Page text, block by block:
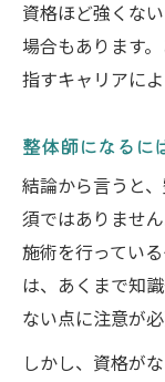
資格ほど強くな
場合もあります
指すキャリアに
整体師になるに
結論から言うと
須ではありませ
施術を行ってい
は、あくまで知
ない点に注意が必
しかし、資格が